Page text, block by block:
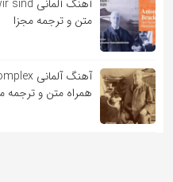
متن و ترجمه مجزا
همراه متن و ترجمه